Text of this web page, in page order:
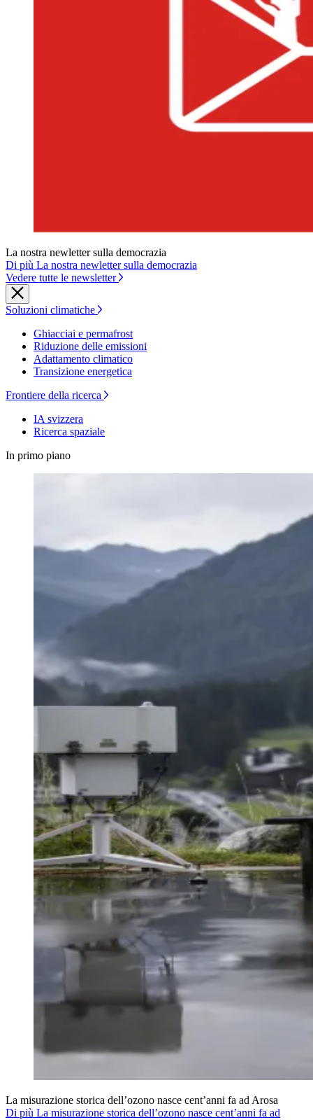
La nostra newletter sulla democrazia
Di più La nostra newletter sulla democrazia
Vedere tutte le newsletter
Soluzioni climatiche
Ghiacciai e permafrost
Riduzione delle emissioni
Adattamento climatico
Transizione energetica
Frontiere della ricerca
IA svizzera
Ricerca spaziale
In primo piano
La misurazione storica dell’ozono nasce cent’anni fa ad Arosa
Di più La misurazione storica dell’ozono nasce cent’anni fa ad